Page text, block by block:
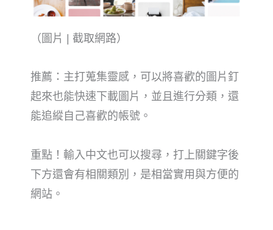
（圖片 | 截取網路）
推薦：主打蒐集靈感，可以將喜歡的圖片釘
起來也能快速下載圖片，並且進行分類，還
能追縱自己喜歡的帳號。
重點！輸入中文也可以搜尋，打上關鍵字後
下方還會有相關類別，是相當實用與方便的
網站。